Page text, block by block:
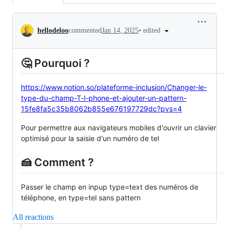
Conversation
hellodeloocommentedJan 14, 2025• edited
🤔 Pourquoi ?
https://www.notion.so/plateforme-inclusion/Changer-le-
type-du-champ-T-l-phone-et-ajouter-un-pattern-
15fe8fa5c35b8062b855e676197729dc?pvs=4
Pour permettre aux navigateurs mobiles d'ouvrir un clavier
optimisé pour la saisie d'un numéro de tel
🍰 Comment ?
Passer le champ en inpup type=text des numéros de
téléphone, en type=tel sans pattern
All reactions